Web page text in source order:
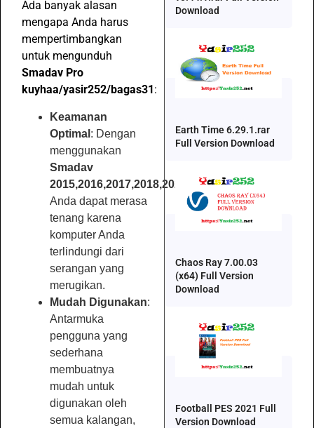
Ada banyak alasan
mengapa Anda harus
mempertimbangkan
untuk mengunduh
Smadav Pro
kuyhaa/yasir252/bagas31 :
Keamanan
Optimal : Dengan
menggunakan
Smadav
2015,2016,2017,2018,2021,2022,2023,2025
Anda dapat merasa
tenang karena
komputer Anda
terlindungi dari
serangan yang
merugikan.
Mudah Digunakan:
Antarmuka
pengguna yang
sederhana
membuatnya
mudah untuk
digunakan oleh
semua kalangan,
Download
Earth Time 6.29.1.rar
Full Version Download
Chaos Ray 7.00.03
(x64) Full Version
Download
Football PES 2021 Full
Version Download